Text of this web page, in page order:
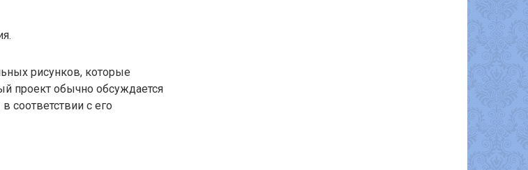
рисунков, которые
проект обычно обсуждается
соответствии с его